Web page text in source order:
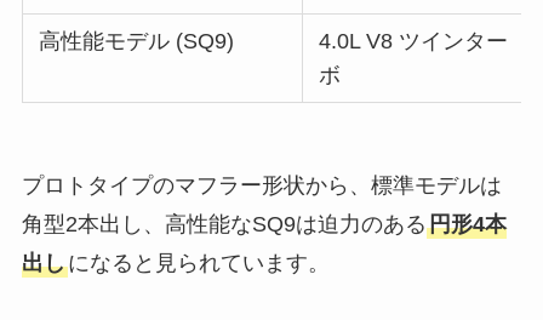
高性能モデル (SQ9)
4.0L V8 ツインター
ボ
プロトタイプのマフラー形状から、標準モデルは
角型2本出し、高性能なSQ9は迫力のある円形4本
出しになると見られています。